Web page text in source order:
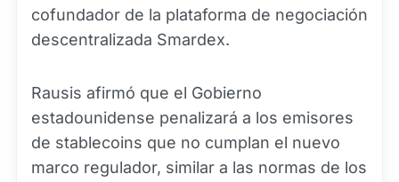
cofundador de la plataforma de negociación
descentralizada Smardex.
Rausis afirmó que el Gobierno
estadounidense penalizará a los emisores
de stablecoins que no cumplan el nuevo
marco regulador, similar a las normas de los